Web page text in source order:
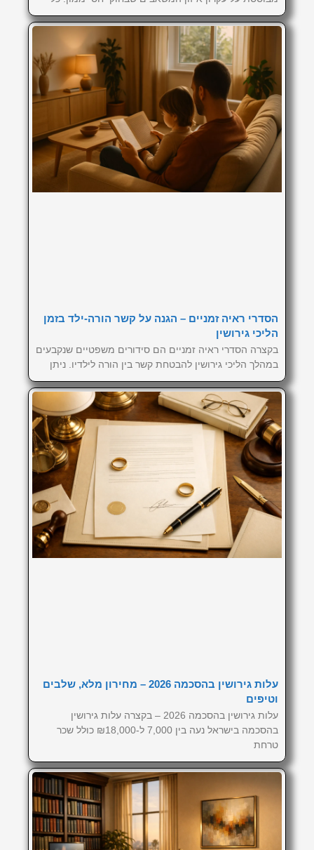
הסדרי ראיה זמניים – הגנה על קשר הורה-ילד בזמן
הליכי גירושין
בקצרה הסדרי ראיה זמניים הם סידורים משפטיים שנקבעים
במהלך הליכי גירושין להבטחת קשר בין הורה לילדיו. ניתן
עלות גירושין בהסכמה 2026 – מחירון מלא, שלבים
וטיפים
עלות גירושין בהסכמה 2026 – בקצרה עלות גירושין
בהסכמה בישראל נעה בין 7,000 ל-₪18,000 כולל שכר
טרחת